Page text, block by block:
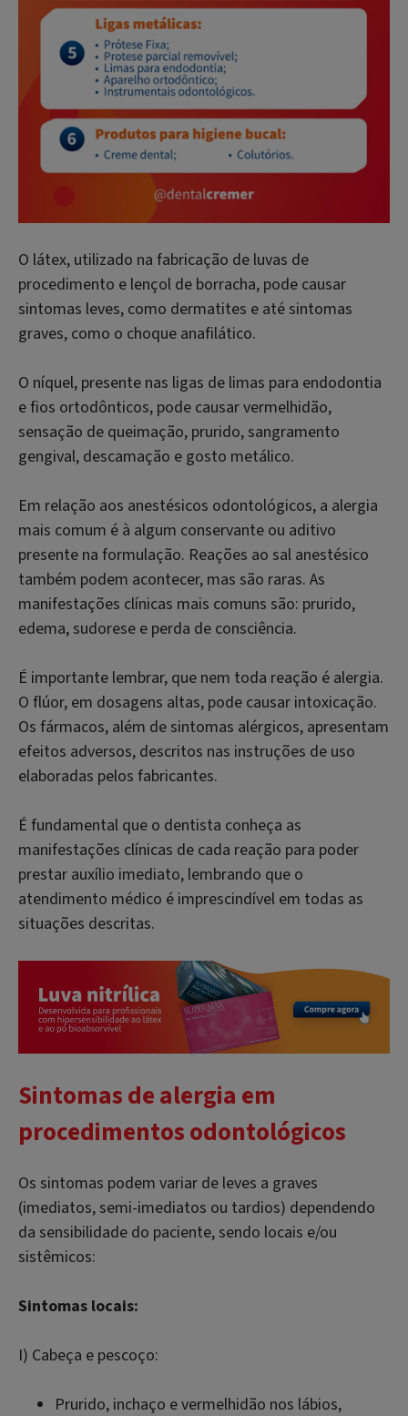
O látex, utilizado na fabricação de luvas de
procedimento e lençol de borracha, pode causar
sintomas leves, como dermatites e até sintomas
graves, como o choque anafilático.
O níquel, presente nas ligas de limas para endodontia
e fios ortodônticos, pode causar vermelhidão,
sensação de queimação, prurido, sangramento
gengival, descamação e gosto metálico.
Em relação aos anestésicos odontológicos, a alergia
mais comum é à algum conservante ou aditivo
presente na formulação. Reações ao sal anestésico
também podem acontecer, mas são raras. As
manifestações clínicas mais comuns são: prurido,
edema, sudorese e perda de consciência.
É importante lembrar, que nem toda reação é alergia.
O flúor, em dosagens altas, pode causar intoxicação.
Os fármacos, além de sintomas alérgicos, apresentam
efeitos adversos, descritos nas instruções de uso
elaboradas pelos fabricantes.
É fundamental que o dentista conheça as
manifestações clínicas de cada reação para poder
prestar auxílio imediato, lembrando que o
atendimento médico é imprescindível em todas as
situações descritas.
Sintomas de alergia em
procedimentos odontológicos
Os sintomas podem variar de leves a graves
(imediatos, semi-imediatos ou tardios) dependendo
da sensibilidade do paciente, sendo locais e/ou
sistêmicos:
Sintomas locais:
I) Cabeça e pescoço:
Prurido, inchaço e vermelhidão nos lábios,